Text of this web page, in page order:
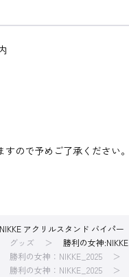
ので予めご了承ください。
アクリルスタンド バイパー
グッズ
勝利の女神
勝利の女神：NIKKE_2025
勝利の女神：NIKKE_2025